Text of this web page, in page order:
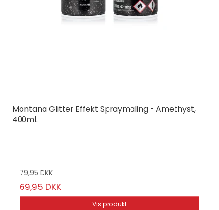
Montana Glitter Effekt Spraymaling - Amethyst,
400ml.
79,95 DKK
69,95 DKK
Vis produkt